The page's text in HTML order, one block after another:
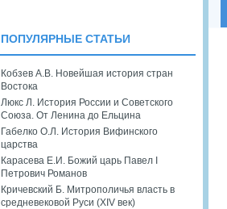
ПОПУЛЯРНЫЕ СТАТЬИ
Кобзев А.В. Новейшая история стран
Востока
Люкс Л. История России и Советского
Союза. От Ленина до Ельцина
Габелко О.Л. История Вифинского
царства
Карасева Е.И. Божий царь Павел I
Петрович Романов
Кричевский Б. Митрополичья власть в
средневековой Руси (XIV век)